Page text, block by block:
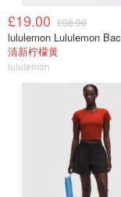
£19.00 £38.00
清新柠檬黄
lululemon